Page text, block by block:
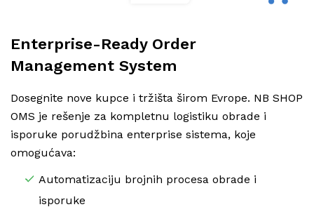
Enterprise-Ready Order
Management System
Dosegnite nove kupce i tržišta širom Evrope. NB SHOP
OMS je rešenje za kompletnu logistiku obrade i
isporuke porudžbina enterprise sistema, koje
omogućava:
Automatizaciju brojnih procesa obrade i
isporuke